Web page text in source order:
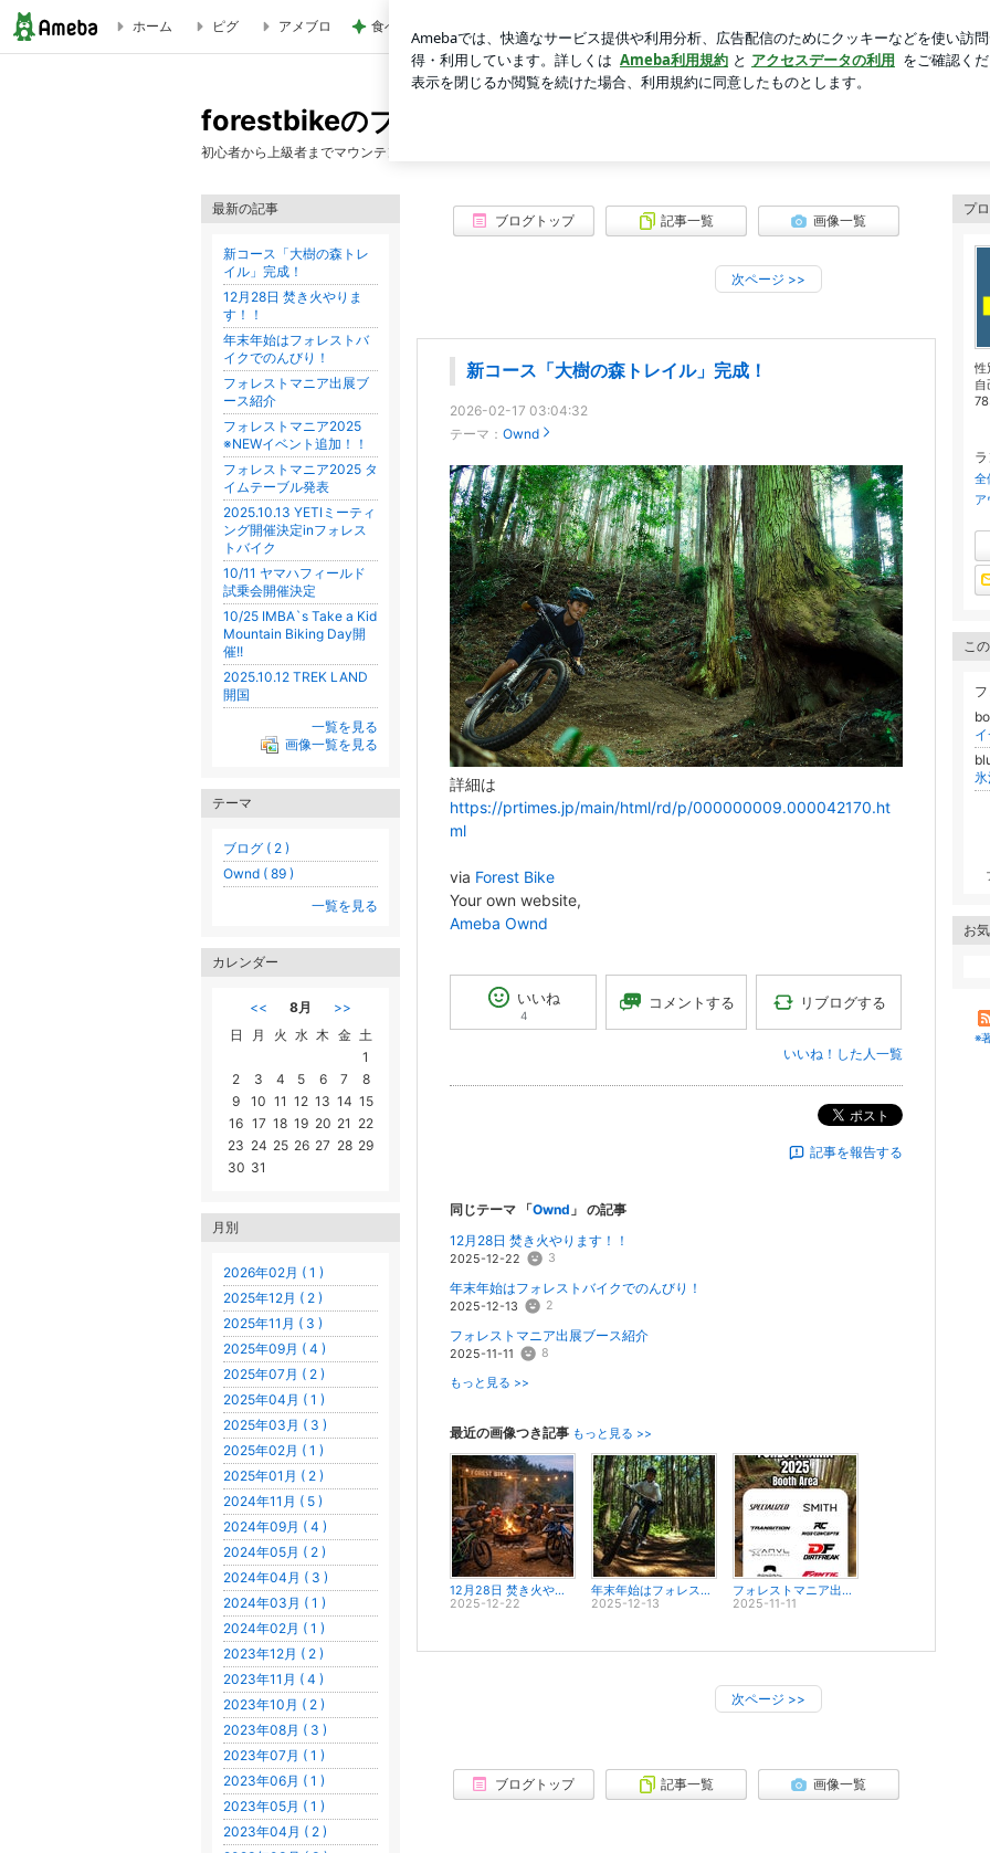
ホーム ピグ アメブロ 食べる前後にぬるま湯を飲む基本形
forestbikeのブログ
初心者から上級者までマウンテンバイクが楽しめます！
ブログトップ 記事一覧 画像一覧
次ページ >>
新コース「大樹の森トレイル」完成！
2026-02-17 03:04:32
テーマ： Ownd
詳細は
https://prtimes.jp/main/html/rd/p/000000009.000042170.ht
ml
via Forest Bike
Your own website,
Ameba Ownd
いいね
4
コメントする リブログする
いいね！した人一覧
ポスト
記事を報告する
同じテーマ 「Ownd 」 の記事
12月28日 焚き火やります！！
2025-12-22 3
年末年始はフォレストバイクでのんびり！
2025-12-13 2
フォレストマニア出展ブース紹介
2025-11-11 8
もっと見る >>
最近の画像つき記事 もっと見る >>
12月28日 焚き火やります！！
2025-12-22
年末年始はフォレストバイクでのんびり！
2025-12-13
フォレストマニア出展ブース紹介
2025-11-11
次ページ >>
ブログトップ 記事一覧 画像一覧
プ
性
自
全
ア
こ
お
※
最新の記事
新コース「大樹の森トレ
イル」完成！
12月28日 焚き火やりま
す！！
年末年始はフォレストバ
イクでのんびり！
フォレストマニア出展ブ
ース紹介
フォレストマニア2025
※NEWイベント追加！！
フォレストマニア2025 タ
イムテーブル発表
2025.10.13 YETIミーティ
ング開催決定inフォレス
トバイク
10/11 ヤマハフィールド
試乗会開催決定
10/25 IMBA`s Take a Kid
Mountain Biking Day開
催!!
2025.10.12 TREK LAND
開国
一覧を見る
画像一覧を見る
テーマ
ブログ ( 2 )
Ownd ( 89 )
一覧を見る
カレンダー
<< 8月
>>
日
月 火 水 木 金 土
1
2
3 4 5 6 7
8
9
10 11 12 13 14 15
16 17 18 19 20 21 22
23 24 25 26 27 28 29
30 31
月別
2026年02月 ( 1 )
2025年12月 ( 2 )
2025年11月 ( 3 )
2025年09月 ( 4 )
2025年07月 ( 2 )
2025年04月 ( 1 )
2025年03月 ( 3 )
2025年02月 ( 1 )
2025年01月 ( 2 )
2024年11月 ( 5 )
2024年09月 ( 4 )
2024年05月 ( 2 )
2024年04月 ( 3 )
2024年03月 ( 1 )
2024年02月 ( 1 )
2023年12月 ( 2 )
2023年11月 ( 4 )
2023年10月 ( 2 )
2023年08月 ( 3 )
2023年07月 ( 1 )
2023年06月 ( 1 )
2023年05月 ( 1 )
2023年04月 ( 2 )